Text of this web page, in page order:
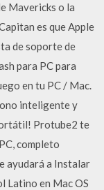
Mavericks o la
es que Apple
de soporte de
para PC para
en tu PC / Mac.
inteligente y
Protube2 te
completo
ayudará a Instalar
Latino en Mac OS